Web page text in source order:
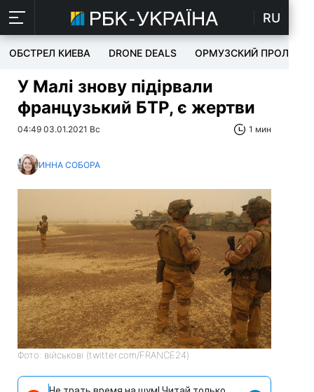
RU
ОБСТРЕЛ КИЕВА DRONE DEALS ОРМУЗСКИЙ ПРОЛИВ
У Малі знову підірвали
французький БТР, є жертви
04:49 03.01.2021 Вс 1 мин
ИННА СОБОРА
Фото: військові (twitter.com/FRANCE24)